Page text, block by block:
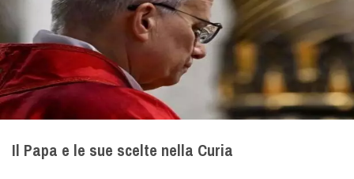
Il Papa e le sue scelte nella Curia